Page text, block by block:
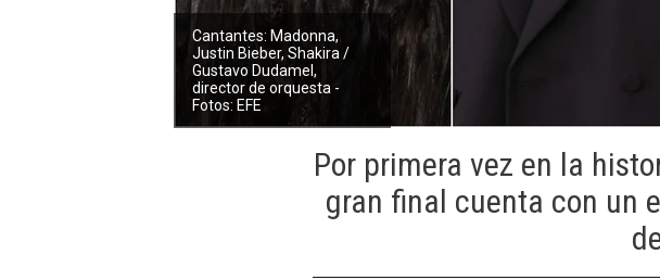
Cantantes: Madonna,
Justin Bieber, Shakira /
Gustavo Dudamel,
director de orquesta -
Fotos: EFE
Por primera vez en la
gran final cuenta con un